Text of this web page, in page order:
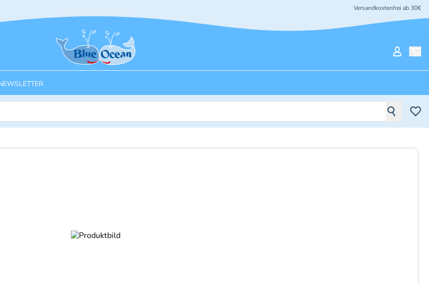
Versandkostenfrei ab 30€
Startseite